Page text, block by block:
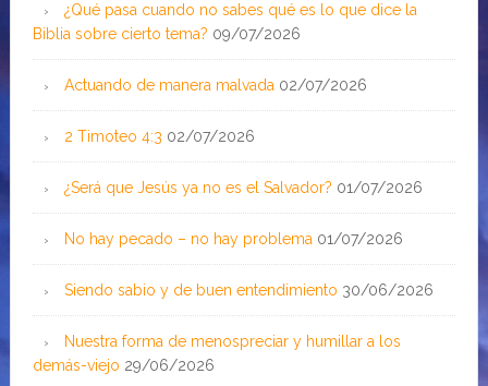
¿Qué pasa cuando no sabes qué es lo que dice la
Biblia sobre cierto tema? 09/07/2026
Actuando de manera malvada 02/07/2026
2 Timoteo 4:3 02/07/2026
¿Será que Jesús ya no es el Salvador? 01/07/2026
No hay pecado – no hay problema 01/07/2026
Siendo sabio y de buen entendimiento 30/06/2026
Nuestra forma de menospreciar y humillar a los
demás-viejo 29/06/2026